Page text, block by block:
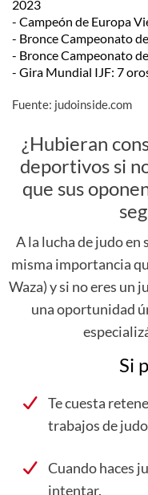
2023
- Campeón de Europa
- Bronce Campeonato
- Bronce Campeonato
- Gira Mundial IJF: 7
Fuente: judoinside.com
¿Hubieran
deportivos si
que sus
A la lucha de judo en
misma importancia
Waza) y si no eres un
una oportunidad
Si
Te cuesta
trabajos de judo
Cuando haces
intentar.